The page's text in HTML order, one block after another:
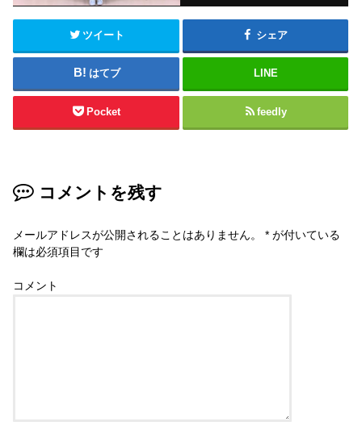
ま
ツイート シェア
はてブ LINE
Pocket feedly
コメントを残す
メールアドレスが公開されることはありません。 * が付いている
欄は必須項目です
コメント